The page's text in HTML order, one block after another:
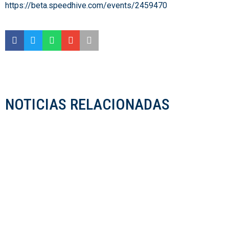
https://beta.speedhive.com/events/2459470
NOTICIAS RELACIONADAS